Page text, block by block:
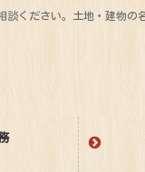
ださい。土地・建物の